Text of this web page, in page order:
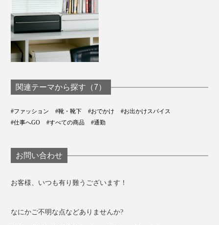
関連テーマから探す（7）
#ファッション #靴・靴下 #おでかけ
#お出かけスパイス
#仕事へGO
#すべての商品 #通勤
お問い合わせ
お客様、いつも有り難うございます！
なにかご不明な点などありませんか?